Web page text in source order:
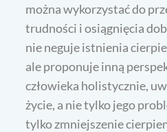
można wykorzystać do
trudności i osiągnięcia
nie neguje istnienia
ale proponuje inną
człowieka holistycznie,
życie, a nie tylko jego
tylko zmniejszenie